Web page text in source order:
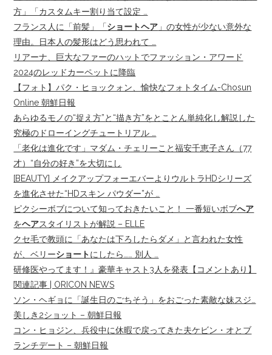
方」「カスタムキー割り当て設定 …
フランス人に「前髪」「ショートヘア 」の女性が少ない意外な
理由。日本人の髪形はどう思われて …
リアーナ、巨大なファーのハットでファッション・アワード
2024のレッドカーペットに降臨
【フォト】パク・ヒョックォン、愉快なフォトタイム-Chosun
Online 朝鮮日報
あらゆるモノの“捉え方”と“描き方”をとことん単純化し解説した
究極のドローイングチュートリアル …
「老化は進化です」マダム・チェリーこと福安千恵子さん（77
才）“自分の好き”を大切にし
[BEAUTY] メイクアップフォーエバーよりウルトラHDシリーズ
を進化させた“HDスキン パウダー”が …
ピクシーボブについて知っておきたいこと！ 一番短いボブへア
をヘアスタイリストが解説 – ELLE
クセ毛で教頭に「あなたは下ろしたらダメ」と言われた女性
が、ベリーショートにしたら…… 別人 …
研修医やってます！』豪華キャスト3人を発表【コメントあり】
関連記事 | ORICON NEWS
ソン・ヘギョに「誕生日のごちそう」をおごった素敵な妹スジ…
美しき2ショット – 朝鮮日報
コン・ヒョジン、兵役中に休暇で戻ってきた夫ケビン・オとブ
ランチデート – 朝鮮日報